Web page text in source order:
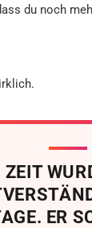
du noch
ER